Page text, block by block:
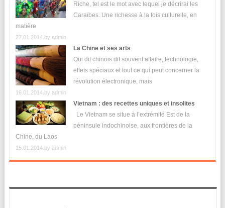
Riche, tel est le mot avec lequel je décrirai les
Caraïbes. Une richesse à la fois culturelle, en
matière
27.01.2014.by admin
La Chine et ses arts
Qui dit chinois dit souvent affaire, technologie,
effets spéciaux et tout ce qui peut concerner la
révolution électronique, mais
16.01.2014.by admin
Vietnam : des recettes uniques et insolites
Le Vietnam se situe à l’extrémité Est de la
péninsule indochinoise, aux frontières de la
Chine, du Laos
15.01.2014.by admin